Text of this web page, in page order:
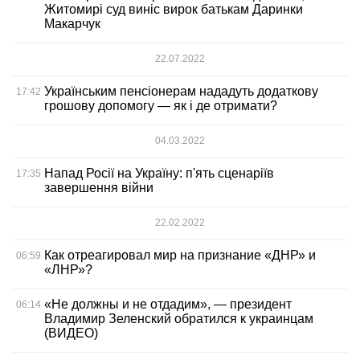
Житомирі суд виніс вирок батькам Даринки
Макарчук
22.07.2022
17:42 Українським пенсіонерам нададуть додаткову
грошову допомогу — як і де отримати?
04.03.2022
17:35 Напад Росії на Україну: п'ять сценаріїв
завершення війни
22.02.2022
06:59 Как отреагировал мир на признание «ДНР» и
«ЛНР»?
06:14 «Не должны и не отдадим», — президент
Владимир Зеленский обратился к украинцам
(ВИДЕО)